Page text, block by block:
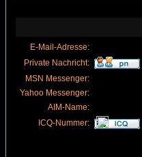
E-Mail-Adresse:
Private Nachricht:
MSN Messenger:
Yahoo Messenger:
AIM-Name:
ICQ-Nummer: